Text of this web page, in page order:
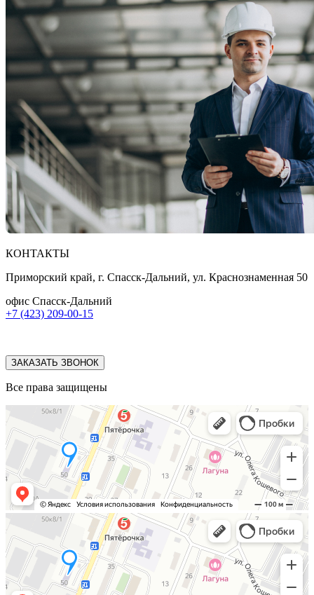
КОНТАКТЫ
Приморский край, г. Спасск-Дальний, ул. Краснознаменная 50
офис Спасск-Дальний
+7 (423) 209-00-15
ЗАКАЗАТЬ ЗВОНОК
Все права защищены